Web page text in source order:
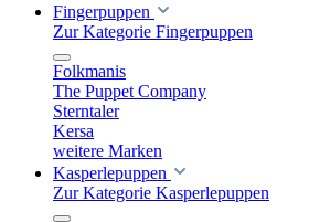
Fingerpuppen
Zur Kategorie Fingerpuppen
Folkmanis
The Puppet Company
Sterntaler
Kersa
weitere Marken
Kasperlepuppen
Zur Kategorie Kasperlepuppen